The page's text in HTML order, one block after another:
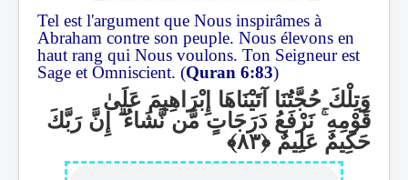
Tel est l'argument que Nous inspirâmes à
Abraham contre son peuple. Nous élevons en
haut rang qui Nous voulons. Ton Seigneur est
Sage et Omniscient. (Quran 6:83)
وَتِلْكَ حُجَّتُنَا آتَيْنَاهَا إِبْرَاهِيمَ عَلَىٰ
قَوْمِهِۚنَرْفَعُ دَرَجَاتٍ مَّن نَّشَاءُۗإِنَّ رَبَّكَ
حَكِيمٌ عَلِيمٌ